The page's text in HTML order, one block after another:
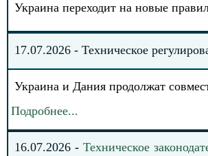
Украина переходит на новые
17.07.2026 - Техническое
Украина и Дания продолжат
Подробнее...
16.07.2026 - Техническое